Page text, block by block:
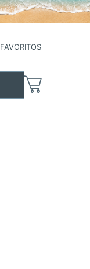
FAVORITOS